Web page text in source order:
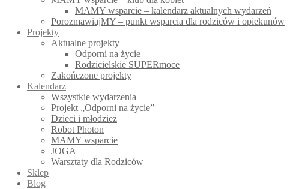
MAMY wsparcie – kalendarz aktualnych wydarzeń
PorozmawiajMY – punkt wsparcia dla rodziców i opiekunów
Projekty
Aktualne projekty
Odporni na życie
Rodzicielskie SUPERmoce
Zakończone projekty
Kalendarz
Wszystkie wydarzenia
Projekt „Odporni na życie”
Dzieci i młodzież
Robot Photon
MAMY wsparcie
JOGA
Warsztaty dla Rodziców
Sklep
Blog